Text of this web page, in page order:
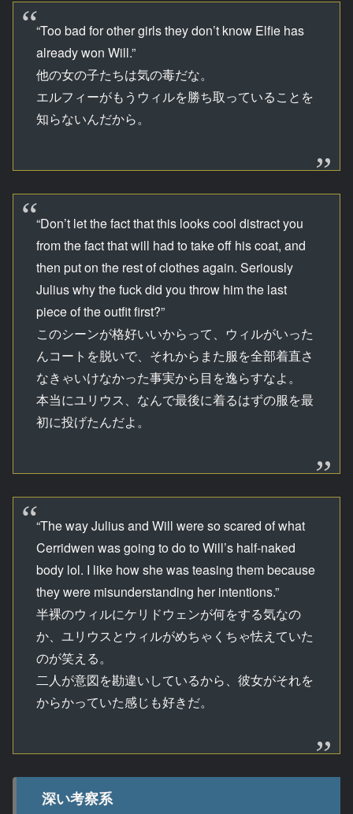
“Too bad for other girls they don’t know Elfie has
already won Will.”
他の女の子たちは気の毒だな。
エルフィーがもうウィルを勝ち取っていることを
知らないんだから。
“Don’t let the fact that this looks cool distract you
from the fact that will had to take off his coat, and
then put on the rest of clothes again. Seriously
Julius why the fuck did you throw him the last
piece of the outfit first?”
このシーンが格好いいからって、ウィルがいった
んコートを脱いで、それからまた服を全部着直さ
なきゃいけなかった事実から目を逸らすなよ。
本当にユリウス、なんで最後に着るはずの服を最
初に投げたんだよ。
“The way Julius and Will were so scared of what
Cerridwen was going to do to Will’s half-naked
body lol. I like how she was teasing them because
they were misunderstanding her intentions.”
半裸のウィルにケリドウェンが何をする気なの
か、ユリウスとウィルがめちゃくちゃ怯えていた
のが笑える。
二人が意図を勘違いしているから、彼女がそれを
からかっていた感じも好きだ。
深い考察系